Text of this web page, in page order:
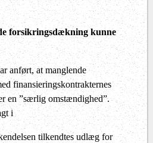
forsikringsdækning kunne
anført, at manglende
finansieringskontrakternes
en ”særlig omstændighed”.
i
tilkendtes udlæg for